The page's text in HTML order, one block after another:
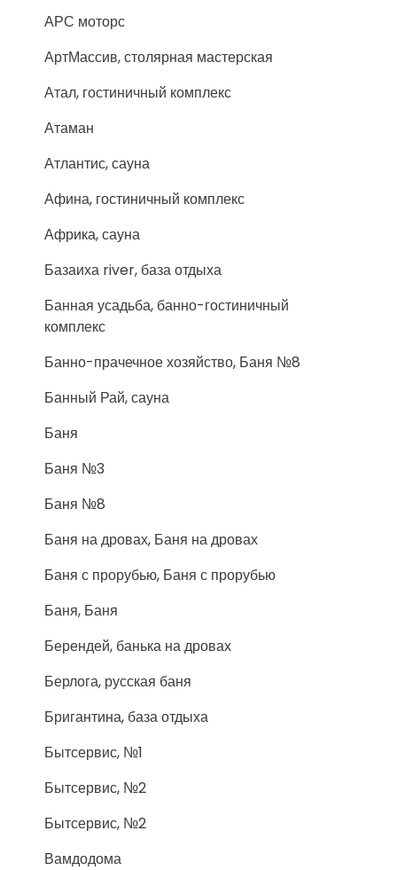
АРС моторс
АртМассив, столярная мастерская
Атал, гостиничный комплекс
Атаман
Атлантис, сауна
Афина, гостиничный комплекс
Африка, сауна
Базаиха river, база отдыха
Банная усадьба, банно-гостиничный
комплекс
Банно-прачечное хозяйство, Баня №8
Банный Рай, сауна
Баня
Баня №3
Баня №8
Баня на дровах, Баня на дровах
Баня с прорубью, Баня с прорубью
Баня, Баня
Берендей, банька на дровах
Берлога, русская баня
Бригантина, база отдыха
Бытсервис, №1
Бытсервис, №2
Бытсервис, №2
Вамдодома